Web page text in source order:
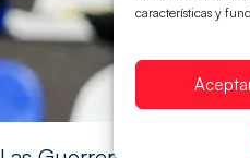
características y